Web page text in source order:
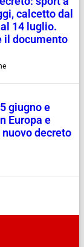
calcetto dal
14 luglio.
il documento
giugno e
Europa e
decreto